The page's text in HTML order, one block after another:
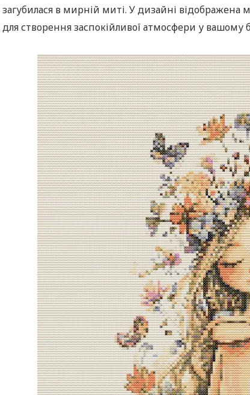
загубилася в мирній миті. У дизайні відображена
для створення заспокійливої ​​атмосфери у